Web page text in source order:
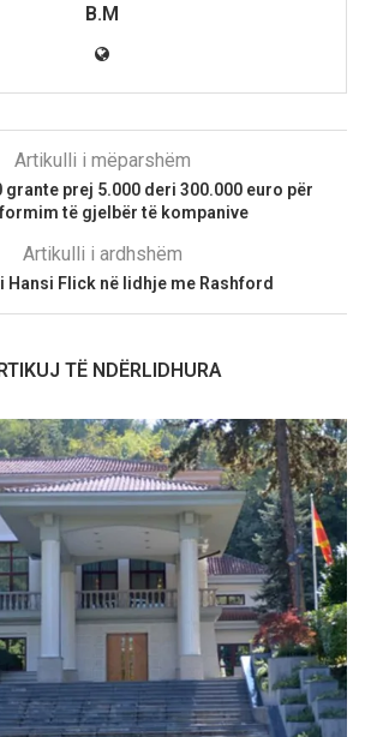
B.M
Artikulli i mëparshëm
grante prej 5.000 deri 300.000 euro për
të gjelbër të kompanive
Artikulli i ardhshëm
Hansi Flick në lidhje me Rashford
TË NDËRLIDHURA